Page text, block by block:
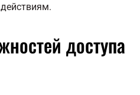
доступа